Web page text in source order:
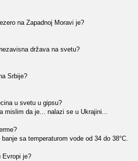
na Zapadnoj Moravi je?
država na svetu?
Srbije?
u svetu u gipsu?
mislim da je... nalazi se u Ukrajini...
sa temperaturom vode od 34 do 38°C.
Evropi je?